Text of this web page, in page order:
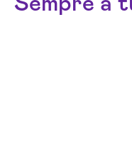
Sempre a